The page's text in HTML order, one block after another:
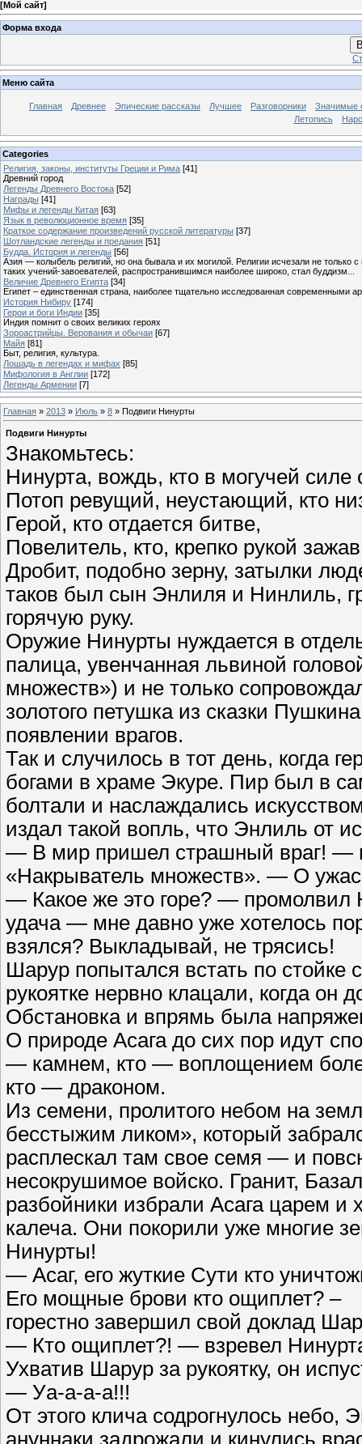
[Мой сайт]
Форма входа
Меню сайта
Главная Древнее Эпические рассказы Лучшее Разговорники
Значимые
Летопись
Categories
Религия, законы, институты Греции и Рима [41]
Древний город
Легенды Древнего Востока [52]
Награды [41]
Мифы и легенды Китая [63]
Язык в революционное время [35]
Краткое содержание произведений русской литературы [37]
Шотландские легенды и предания [51]
Будда. История и легенды [56]
Азия — колыбель религий, но она бывала и их могилой. Религии исчезали не
таких учений-завоевателей, распространившимся наиболее широко, стал буддизм...
Величие Древнего Египта [34]
Египет – единственная страна, наиболее тщательно исследованная современными
История Нибиру [174]
Герои и боги Индии [35]
Индия помнит о своих великих героях
Зороастрийцы. Верования и обычаи [67]
Майя [81]
Быт, религия, культура.
Лошадь в легендах и мифах [85]
Мифология в Англии [172]
Легенды Армении [7]
Главная » 2013 » Июль » 8 » Подвиги Нинурты
Подвиги Нинурты
Знакомьтесь:
Нинурта, вождь, кто в могучей силе
Потоп ревущий, неустающий, кто
Герой, кто отдается битве,
Повелитель, кто, крепко рукой
Дробит, подобно зерну, затылки
таков был сын Энлиля и Нинлиль,
горячую руку.
Оружие Нинурты нуждается в
палица, увенчанная львиной
множеств») и не только
золотого петушка из сказки
появлении врагов.
Так и случилось в тот день, когда
богами в храме Экуре. Пир был в
болтали и наслаждались
издал такой вопль, что Энлиль от
— В мир пришел страшный враг! —
«Накрыватель множеств». — О
— Какое же это горе? — промолвил
удача — мне давно уже хотелось
взялся? Выкладывай, не трясись!
Шарур попытался встать по
рукоятке нервно клацали, когда он
Обстановка и впрямь была
О природе Асага до сих пор идут
— камнем, кто — воплощением
кто — драконом.
Из семени, пролитого небом на
бесстыжим ликом», который
расплескал там свое семя — и
несокрушимое войско. Гранит,
разбойники избрали Асага царем и
калеча. Они покорили уже многие
Нинурты!
— Асаг, его жуткие Сути кто
Его мощные брови кто ощиплет? –
горестно завершил свой доклад
— Кто ощиплет?! — взревел
Ухватив Шарур за рукоятку, он
— Уа-а-а-а!!!
От этого клича содрогнулось небо,
ануннаки задрожали и кинулись